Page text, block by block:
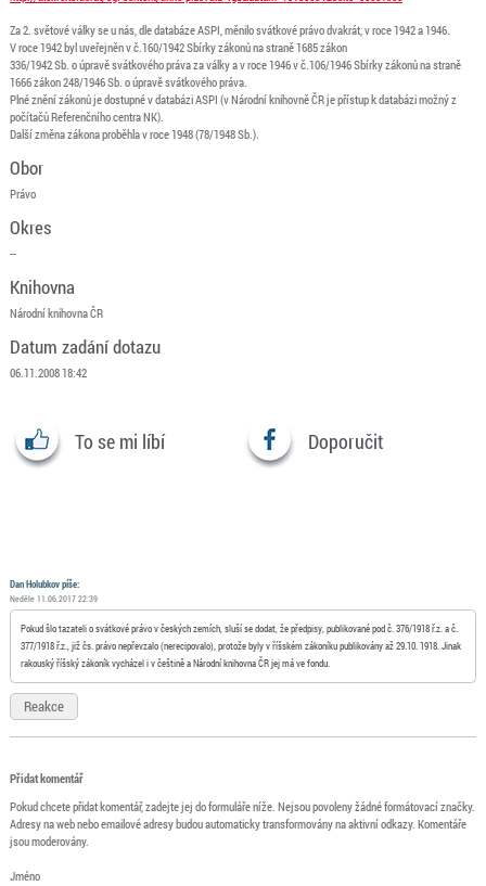
Za 2. světové války se u nás, dle databáze ASPI, měnilo svátkové právo dvakrát, v roce 1942 a 1946.
V roce 1942 byl uveřejněn v č.160/1942 Sbírky zákonů na straně 1685 zákon
336/1942 Sb. o úpravě svátkového práva za války a v roce 1946 v č.106/1946 Sbírky zákonů na straně
1666 zákon 248/1946 Sb. o úpravě svátkového práva.
Plné znění zákonů je dostupné v databázi ASPI (v Národní knihovně ČR je přístup k databázi možný z
počítačů Referenčního centra NK).
Další změna zákona proběhla v roce 1948 (78/1948 Sb.).
Obor
Právo
Okres
--
Knihovna
Národní knihovna ČR
Datum zadání dotazu
06.11.2008 18:42
To se mi líbí Doporučit
Dan Holubkov píše:
Neděle 11.06.2017 22:39
Pokud šlo tazateli o svátkové právo v českých zemích, sluší se dodat, že předpisy, publikované pod č. 376/1918 ř.z. a č.
377/1918 ř.z., již čs. právo nepřevzalo (nerecipovalo), protože byly v říšském zákoníku publikovány až 29.10. 1918. Jinak
rakouský říšský zákoník vycházel i v češtině a Národní knihovna ČR jej má ve fondu.
Reakce
Přidat komentář
Pokud chcete přidat komentář, zadejte jej do formuláře níže. Nejsou povoleny žádné formátovací značky.
Adresy na web nebo emailové adresy budou automaticky transformovány na aktivní odkazy. Komentáře
jsou moderovány.
Jméno